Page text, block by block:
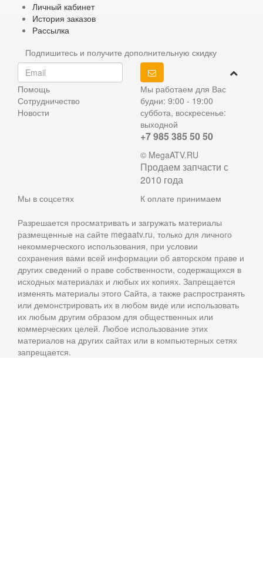
Личный кабинет
История заказов
Рассылка
Подпишитесь и получите дополнительную скидку
Помощь
Сотрудничество
Новости
Мы работаем для Вас
будни: 9:00 - 19:00
суббота, воскресенье:
выходной
+7 985 385 50 50
© MegaATV.RU
Продаем запчасти с
2010 года
Мы в соцсетях К оплате принимаем
Разрешается просматривать и загружать материалы
размещенные на сайте megaatv.ru, только для личного
некоммерческого использования, при условии
сохранения вами всей информации об авторском праве и
других сведений о праве собственности, содержащихся в
исходных материалах и любых их копиях. Запрещается
изменять материалы этого Сайта, а также распространять
или демонстрировать их в любом виде или использовать
их любым другим образом для общественных или
коммерческих целей. Любое использование этих
материалов на других сайтах или в компьютерных сетях
запрещается.